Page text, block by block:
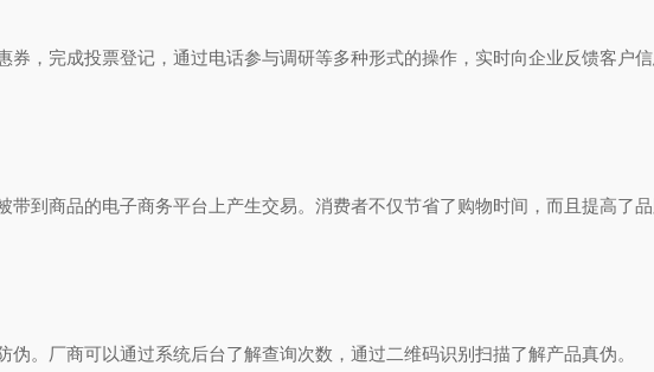
完成投票登记，通过电话参与调研等多种形式的操作，实时向企业反馈客户
商品的电子商务平台上产生交易。消费者不仅节省了购物时间，而且提高了
厂商可以通过系统后台了解查询次数，通过二维码识别扫描了解产品真伪。